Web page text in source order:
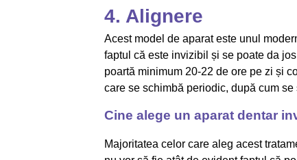
4. Alignere
Acest model de aparat este unul
faptul că este invizibil și se poate da
poartă minimum 20-22 de ore pe zi și
care se schimbă periodic, după cum
Cine alege un aparat dentar
Majoritatea celor care aleg acest